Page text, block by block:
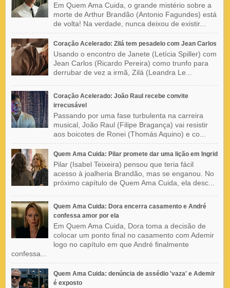
Em Quem Ama Cuida, o grande mistério sobre a
morte de Arthur Brandão (Antonio Fagundes) está
de volta! Na verdade, nunca deixou de existir...
Coração Acelerado: Zilá tem pesadelo com Jean Carlos
Usando o encontro de Janete (Letícia Spiller) com
Jean Carlos (Ricardo Pereira) como trunfo para
derrubar de vez a irmã, Zilá (Leandra Le...
Coração Acelerado: João Raul recebe convite
irrecusável
Passando por uma fase turbulenta na carreira
musical, João Raul (Filipe Bragança) vai resistir
aos boicotes de Ronei (Thomás Aquino) e co...
Quem Ama Cuida: Pilar promete dar uma lição em Ingrid
Pilar (Isabel Teixeira) pensou que teria fácil
acesso à joalheria Brandão, mas se enganou. No
próximo capítulo de Quem Ama Cuida, ela desc...
Quem Ama Cuida: Dora encerra casamento e André
confessa amor por ela
Em Quem Ama Cuida, Dora toma a decisão de
colocar um ponto final no casamento com Ademir
logo no capítulo em que André finalmente
confessa...
Quem Ama Cuida: denúncia de assédio 'vaza' e Ademir
é exposto